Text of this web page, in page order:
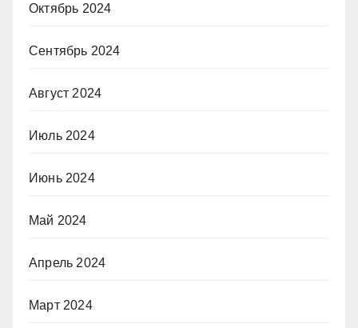
Октябрь 2024
Сентябрь 2024
Август 2024
Июль 2024
Июнь 2024
Май 2024
Апрель 2024
Март 2024